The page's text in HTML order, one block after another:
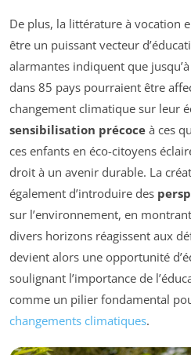
De plus, la littérature à vocation
être un puissant vecteur
alarmantes indiquent que jusqu’à
dans 85 pays pourraient être
changement climatique sur leur
sensibilisation précoce à ces
ces enfants en éco-citoyens
droit à un avenir durable. La
également d’introduire des
sur l’environnement, en
divers horizons réagissent aux
devient alors une opportunité
soulignant l’importance de
comme un pilier fondamental
changements climatiques.